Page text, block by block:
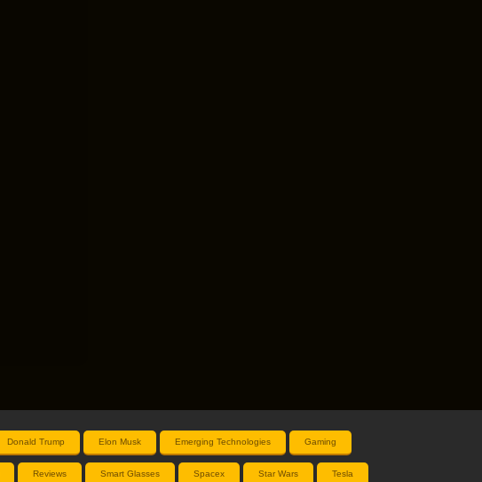
Donald Trump Elon Musk Emerging Technologies Gaming
Reviews Smart Glasses Spacex Star Wars Tesla